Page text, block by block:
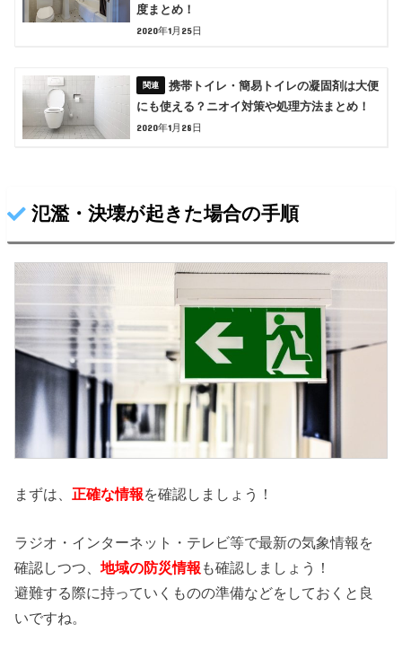
度まとめ！
2020年1月25日
携帯トイレ・簡易トイレの凝固剤は大便
にも使える？ニオイ対策や処理方法まとめ！
2020年1月28日
氾濫・決壊が起きた場合の手順
まずは、 正確な情報を確認しましょう！
ラジオ・インターネット・テレビ等で最新の気象情報を
確認しつつ、地域の防災情報 も確認しましょう！
避難する際に持っていくものの準備などをしておくと良
いですね。